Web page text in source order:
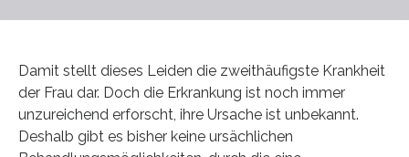
Damit stellt dieses Leiden die zweithäufigste Krankheit
der Frau dar. Doch die Erkrankung ist noch immer
unzureichend erforscht, ihre Ursache ist unbekannt.
Deshalb gibt es bisher keine ursächlichen